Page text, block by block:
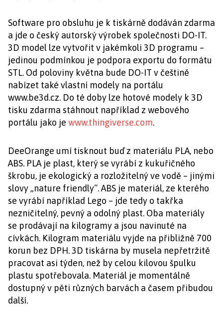
Software pro obsluhu je k tiskárně dodáván zdarma
a jde o český autorský výrobek společnosti DO-IT.
3D model lze vytvořit v jakémkoli 3D programu –
jedinou podmínkou je podpora exportu do formátu
STL. Od poloviny května bude DO-IT v češtině
nabízet také vlastní modely na portálu
www.be3d.cz. Do té doby lze hotové modely k 3D
tisku zdarma stáhnout například z webového
portálu jako je www.thingiverse.com.
DeeOrange umí tisknout buď z materiálu PLA, nebo
ABS. PLA je plast, který se vyrábí z kukuřičného
škrobu, je ekologický a rozložitelný ve vodě – jinými
slovy „nature friendly“. ABS je materiál, ze kterého
se vyrábí například Lego – jde tedy o takřka
nezničitelný, pevný a odolný plast. Oba materiály
se prodávají na kilogramy a jsou navinuté na
cívkách. Kilogram materiálu vyjde na přibližně 700
korun bez DPH. 3D tiskárna by musela nepřetržitě
pracovat asi týden, než by celou kilovou špulku
plastu spotřebovala. Materiál je momentálně
dostupný v pěti různých barvách a časem přibudou
další.